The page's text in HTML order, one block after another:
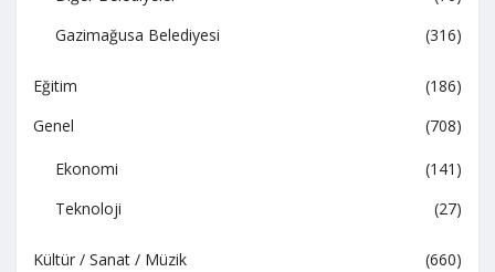
Gazimağusa Belediyesi
(316)
Eğitim
(186)
Genel
(708)
Ekonomi
(141)
Teknoloji
(27)
Kültür / Sanat / Müzik
(660)